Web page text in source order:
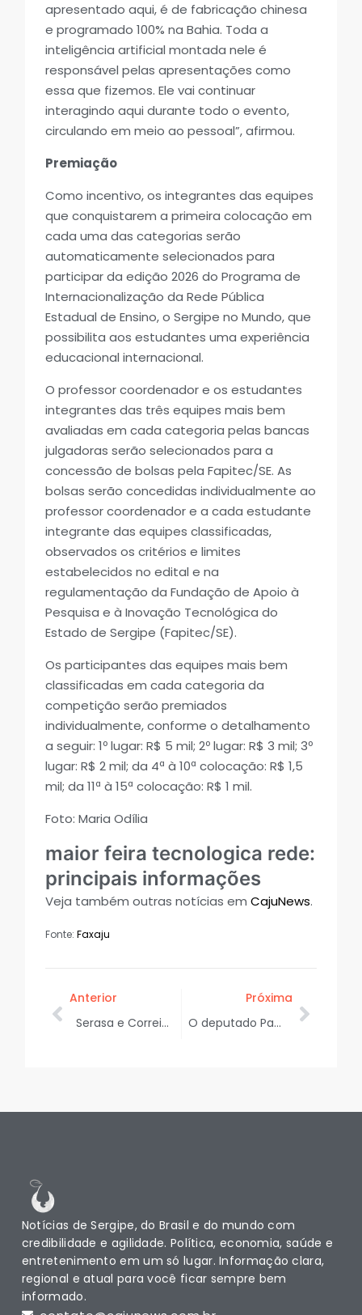
apresentado aqui, é de fabricação chinesa
e programado 100% na Bahia. Toda a
inteligência artificial montada nele é
responsável pelas apresentações como
essa que fizemos. Ele vai continuar
interagindo aqui durante todo o evento,
circulando em meio ao pessoal”, afirmou.
Premiação
Como incentivo, os integrantes das equipes
que conquistarem a primeira colocação em
cada uma das categorias serão
automaticamente selecionados para
participar da edição 2026 do Programa de
Internacionalização da Rede Pública
Estadual de Ensino, o Sergipe no Mundo, que
possibilita aos estudantes uma experiência
educacional internacional.
O professor coordenador e os estudantes
integrantes das três equipes mais bem
avaliadas em cada categoria pelas bancas
julgadoras serão selecionados para a
concessão de bolsas pela Fapitec/SE. As
bolsas serão concedidas individualmente ao
professor coordenador e a cada estudante
integrante das equipes classificadas,
observados os critérios e limites
estabelecidos no edital e na
regulamentação da Fundação de Apoio à
Pesquisa e à Inovação Tecnológica do
Estado de Sergipe (Fapitec/SE).
Os participantes das equipes mais bem
classificadas em cada categoria da
competição serão premiados
individualmente, conforme o detalhamento
a seguir: 1º lugar: R$ 5 mil; 2º lugar: R$ 3 mil; 3º
lugar: R$ 2 mil; da 4ª à 10ª colocação: R$ 1,5
mil; da 11ª à 15ª colocação: R$ 1 mil.
Foto: Maria Odília
maior feira tecnologica rede:
principais informações
Veja também outras notícias emCajuNews.
Fonte:Faxaju
Anterior
Serasa e Correios ampliam negociação de dívidas do Novo Desenrola Brasil
Próxima
O deputado Paulo Júnior se reuniu em Brasília com a ministra Márcia Lopes para conversar sobre políticas voltadas para as mulheres
Notícias de Sergipe, do Brasil e do mundo com
credibilidade e agilidade. Política, economia, saúde e
entretenimento em um só lugar. Informação clara,
regional e atual para você ficar sempre bem
informado.